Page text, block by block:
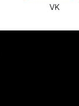
VK